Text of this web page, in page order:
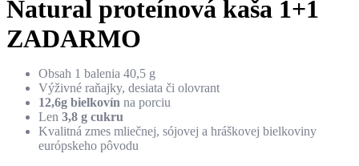
Natural proteínová kaša 1+1
ZADARMO
Obsah 1 balenia 40,5 g
Výživné raňajky, desiata či olovrant
12,6g bielkovín na porciu
Len 3,8 g cukru
Kvalitná zmes mliečnej, sójovej a hráškovej bielkoviny
európskeho pôvodu